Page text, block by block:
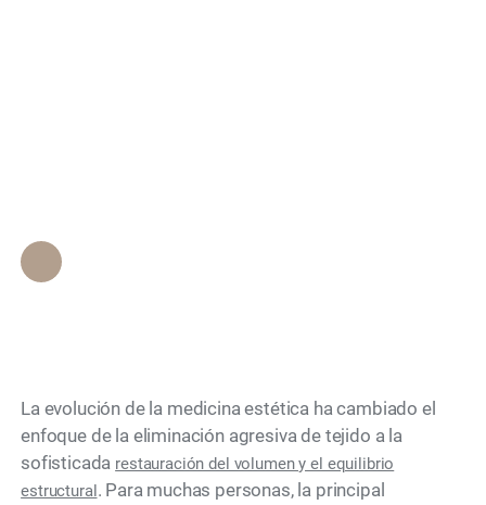
La evolución de la medicina estética ha cambiado el
enfoque de la eliminación agresiva de tejido a la
sofisticada restauración del volumen y el equilibrio
estructural . Para muchas personas, la principal